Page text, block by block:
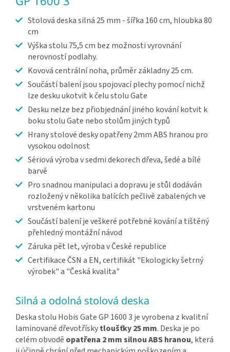
Stolová deska silná 25 mm - šířka 160 cm, hloubka 80
cm
Výška stolu 75,5 cm bez možnosti vyrovnání
nerovností podlahy.
Kovová centrální noha, průměr základny 25 cm.
Součástí balení jsou spojovací plechy pomocí nichž
lze desku ukotvit k čelu stolu Gate
Desku nelze bez přiobjednání jiného kování kotvit k
boku stolu Gate nebo stolům jiných typů
Hrany stolové desky opatřeny 2mm ABS hranou pro
vysokou odolnost
Sériová výroba v sedmi dekorech dřeva, šedé a bílé
barvě
Pro snadnou manipulaci a dopravu je stůl dodáván
rozložený v několika balících pečlivě zabalených ve
vrstveném kartonu
Součástí balení je veškeré potřebné kování a tištěný
přehledný montážní návod
Záruka pět let, výroba v České republice
Certifikace ČSN a EN, certifikát "Ekologicky šetrný
výrobek" a "Česká kvalita"
Silná a odolná stolová deska
Deska stolu Hobis Gate GP 1600 3 je vyrobena z kvalitní
laminované dřevotřískytloušťky 25 mm. Deska je po
celém obvodě opatřena 2 mm silnou ABS hranou, která